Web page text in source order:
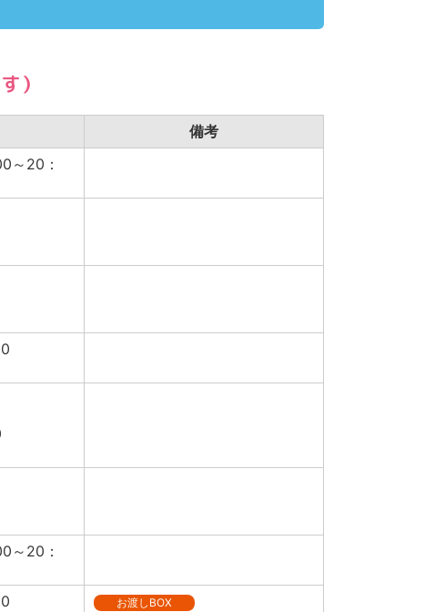
）
備考
～20：
～20：
お渡しBOX